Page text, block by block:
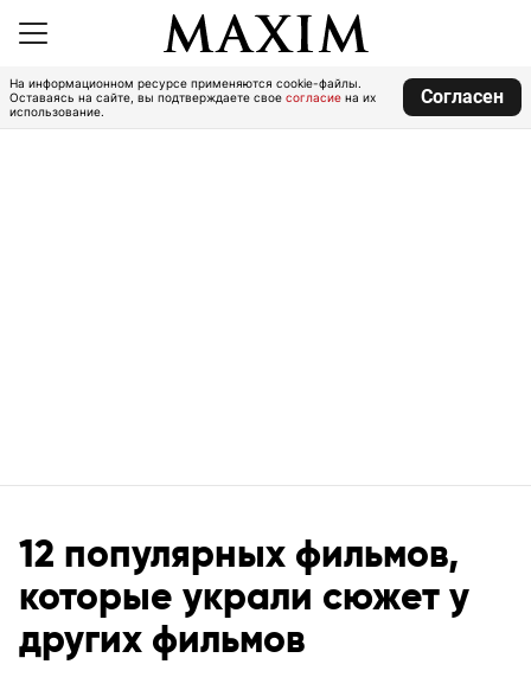
На информационном ресурсе применяются cookie-файлы.
Оставаясь на сайте, вы подтверждаете свое согласие на их
использование.
Согласен
12 популярных фильмов,
которые украли сюжет у
других фильмов